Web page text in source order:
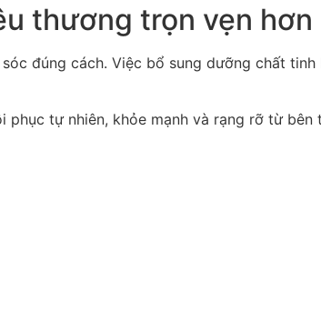
thương trọn vẹn hơn
đúng cách. Việc bổ sung dưỡng chất
phục tự nhiên, khỏe mạnh và rạng rỡ từ bên